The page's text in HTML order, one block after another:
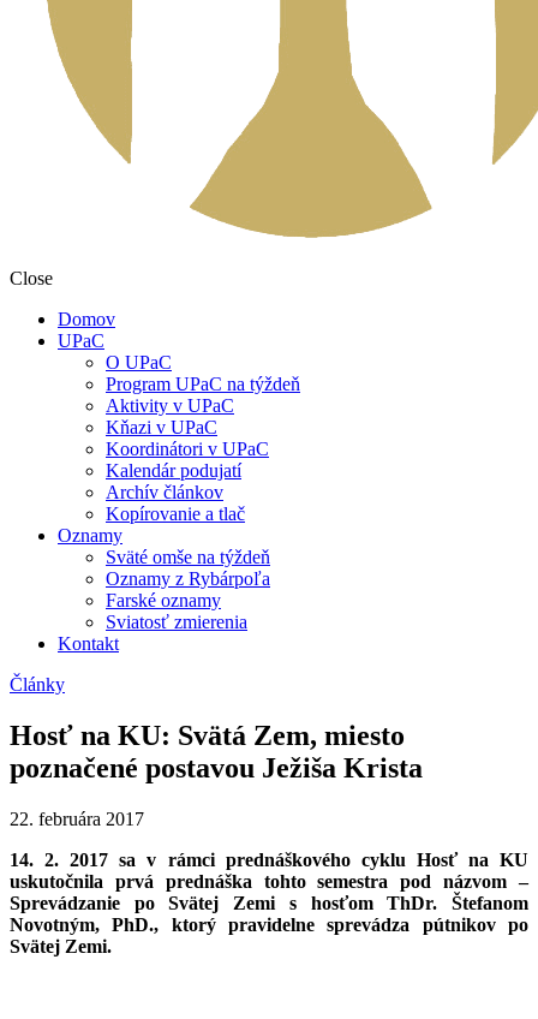
Close
Domov
UPaC
O UPaC
Program UPaC na týždeň
Aktivity v UPaC
Kňazi v UPaC
Koordinátori v UPaC
Kalendár podujatí
Archív článkov
Kopírovanie a tlač
Oznamy
Sväté omše na týždeň
Oznamy z Rybárpoľa
Farské oznamy
Sviatosť zmierenia
Kontakt
Články
Hosť na KU: Svätá Zem, miesto
poznačené postavou Ježiša Krista
22. februára 2017
14. 2. 2017 sa v rámci prednáškového cyklu Hosť na KU
uskutočnila prvá prednáška tohto semestra pod názvom –
Sprevádzanie po Svätej Zemi s hosťom ThDr. Štefanom
Novotným, PhD., ktorý pravidelne sprevádza pútnikov po
Svätej Zemi.